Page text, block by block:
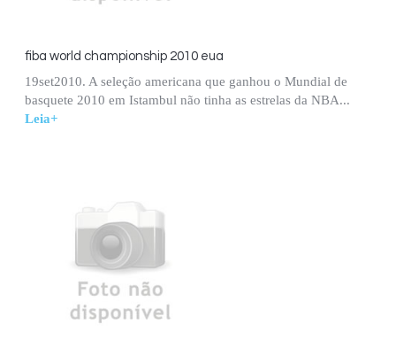
fiba world championship 2010 eua
19set2010. A seleção americana que ganhou o Mundial de
basquete 2010 em Istambul não tinha as estrelas da NBA...
Leia+